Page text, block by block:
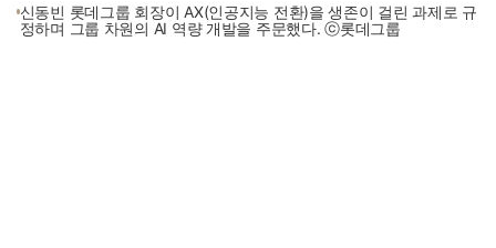
신동빈 롯데그룹 회장이 AX(인공지능 전환)을 생존이 걸린 과제로 규
정하며 그룹 차원의 AI 역량 개발을 주문했다. ⓒ롯데그룹